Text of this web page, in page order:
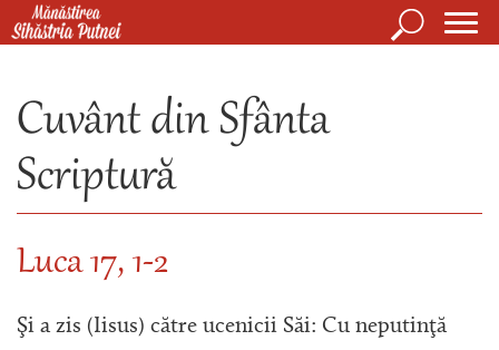
Mergi la conţinutul principal
Căutare
Cuvânt din Sfânta
Scriptură
Luca 17, 1-2
Şi a zis (Iisus) către ucenicii Săi: Cu neputinţă